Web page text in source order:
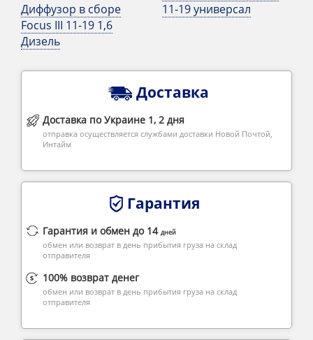
Диффузор в сборе
Focus III 11-19 1,6
Дизель
11-19 универсал
Доставка
Доставка по Украине 1, 2 дня
отправка осуществляется службами доставки Новой Почтой,
Интайм
Гарантия
Гарантия и обмен до 14 дней
обмен или возврат в день прибытия груза на склад
отправителя
100% возврат денег
обмен или возврат в день прибытия груза на склад
отправителя